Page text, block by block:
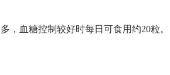
，血糖控制较好时每日可食用约20粒。